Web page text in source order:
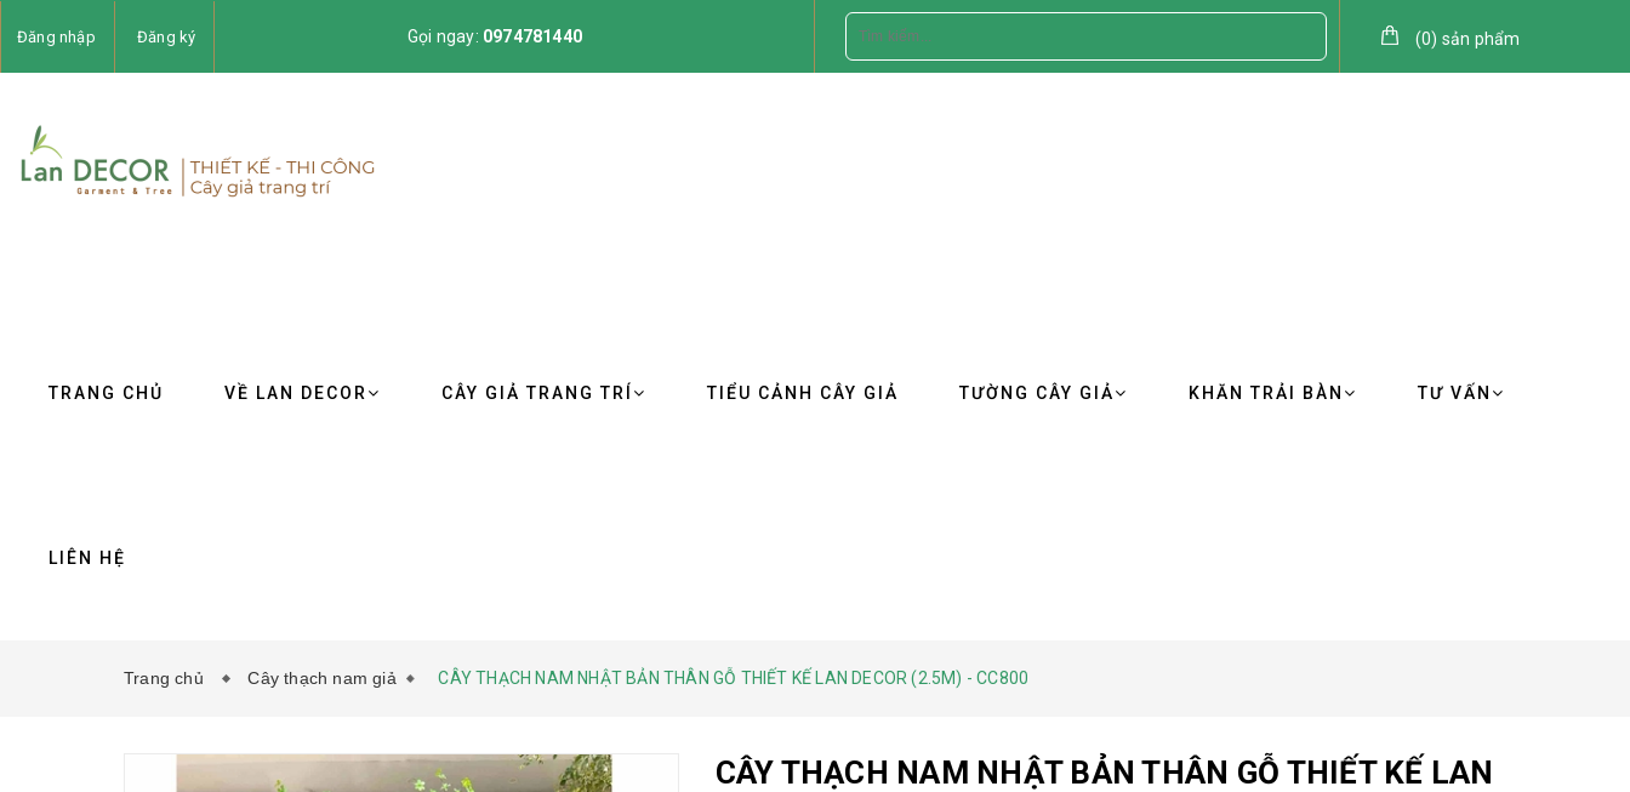
Đăng nhập Đăng ký Gọi ngay: 0974781440 (0) sản phẩm
TRANG CHỦ VỀ LAN DECOR CÂY GIẢ TRANG TRÍ TIỂU CẢNH CÂY GIẢ TƯỜNG CÂY GIẢ KHĂN TRẢI BÀN TƯ VẤN
LIÊN HỆ
Trang chủ Cây thạch nam giả CÂY THẠCH NAM NHẬT BẢN THÂN GỖ THIẾT KẾ LAN DECOR (2.5M) - CC800
CÂY THẠCH NAM NHẬT BẢN THÂN GỖ THIẾT KẾ LAN